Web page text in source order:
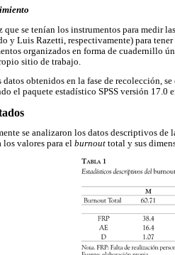
que se tenían los instrumentos para medir
y Luis Razetti, respectivamente) para
organizados en forma de cuadernillo
sitio de trabajo.
datos obtenidos en la fase de recolección,
el paquete estadístico SPSS versión 17.0
se analizaron los datos descriptivos de
los valores para el burnout total y sus